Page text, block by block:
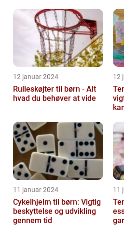
12 januar 2024
Rulleskøjter til børn - Alt
hvad du behøver at vide
12
11 januar 2024
Cykelhjelm til børn: Vigtig
beskyttelse og udvikling
gennem tid
11